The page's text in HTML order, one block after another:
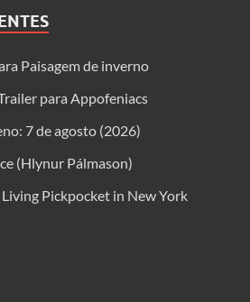
Paisagem de inverno
para Appofeniacs
7 de agosto (2026)
(Hlynur Pálmason)
Pickpocket in New York